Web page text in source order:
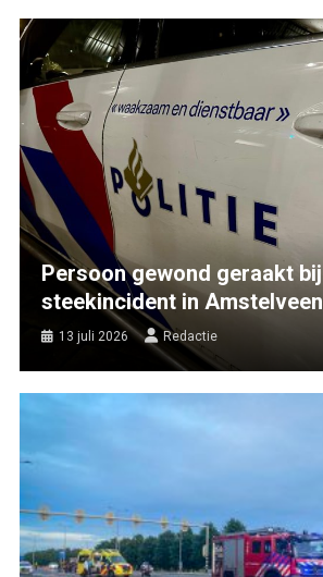
Persoon gewond geraakt bij
steekincident in Amstelveen
13 juli 2026 Redactie